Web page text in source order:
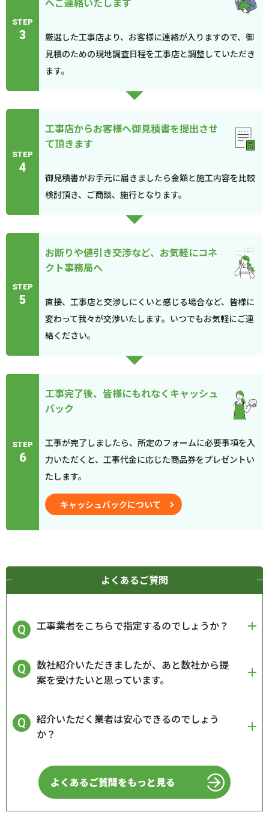
STEP
3
厳選した工事店より、お客様に連絡が入りますので、御
見積のための現地調査日程を工事店と調整していただき
ます。
STEP
4
工事店からお客様へ御見積書を提出させ
て頂きます
御見積書がお手元に届きましたら金額と施工内容を比較
検討頂き、ご商談、施行となります。
STEP
5
お断りや値引き交渉など、お気軽にコネ
クト事務局へ
直接、工事店と交渉しにくいと感じる場合など、皆様に
変わって我々が交渉いたします。いつでもお気軽にご連
絡ください。
STEP
6
工事完了後、皆様にもれなくキャッシュ
バック
工事が完了しましたら、所定のフォームに必要事項を入
力いただくと、工事代金に応じた商品券をプレゼントい
たします。
キャッシュバックについて
よくあるご質問
工事業者をこちらで指定するのでしょうか？
数社紹介いただきましたが、あと数社から提
案を受けたいと思っています。
紹介いただく業者は安心できるのでしょう
か？
よくあるご質問をもっと見る